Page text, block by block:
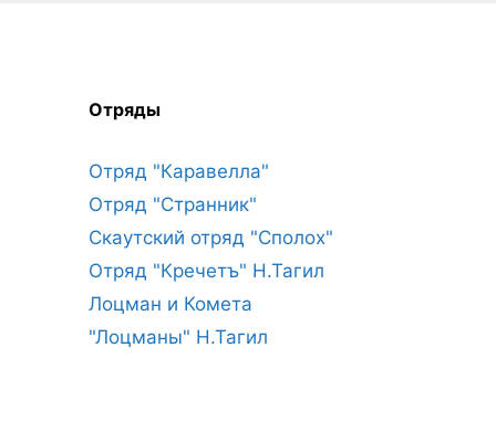
Отряды
Отряд "Каравелла"
Отряд "Странник"
Скаутский отряд "Сполох"
Отряд "Кречетъ" Н.Тагил
Лоцман и Комета
"Лоцманы" Н.Тагил